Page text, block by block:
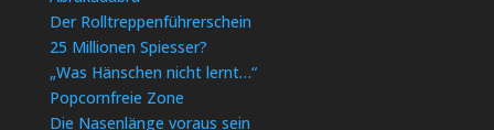
Der Rolltreppenführerschein
25 Millionen Spiesser?
„Was Hänschen nicht lernt…“
Popcornfreie Zone
Die Nasenlänge voraus sein